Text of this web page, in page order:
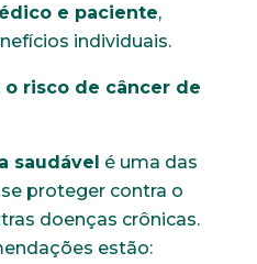
e paciente,
individuais.
risco de câncer de
saudável é uma das
proteger contra o
doenças crônicas.
estão:
conosco
sólida, ética e
bem-estar dos seus
os dados abaixo e